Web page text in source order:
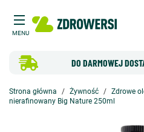
MENU
DO DARMOWEJ
Strona główna Żywność Zdrowe
nierafinowany Big Nature 250ml